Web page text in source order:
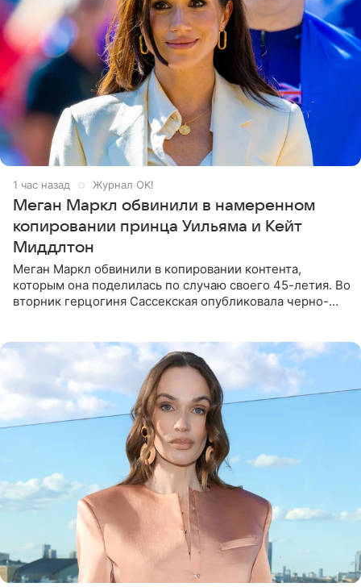
1 час назад Журнал OK!
Меган Маркл обвинили в намеренном
копировании принца Уильяма и Кейт
Миддлтон
Меган Маркл обвинили в копировании контента,
которым она поделилась по случаю своего 45-летия. Во
вторник герцогиня Сассекская опубликовала черно-